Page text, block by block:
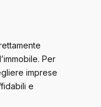
Per
imprese
e